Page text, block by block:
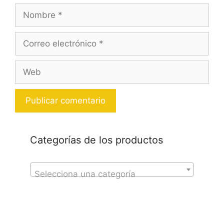
electrónico
Categorías de los productos
Selecciona una categoría